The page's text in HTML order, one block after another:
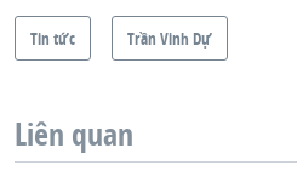
Tin tức Trần Vinh Dự
Liên quan